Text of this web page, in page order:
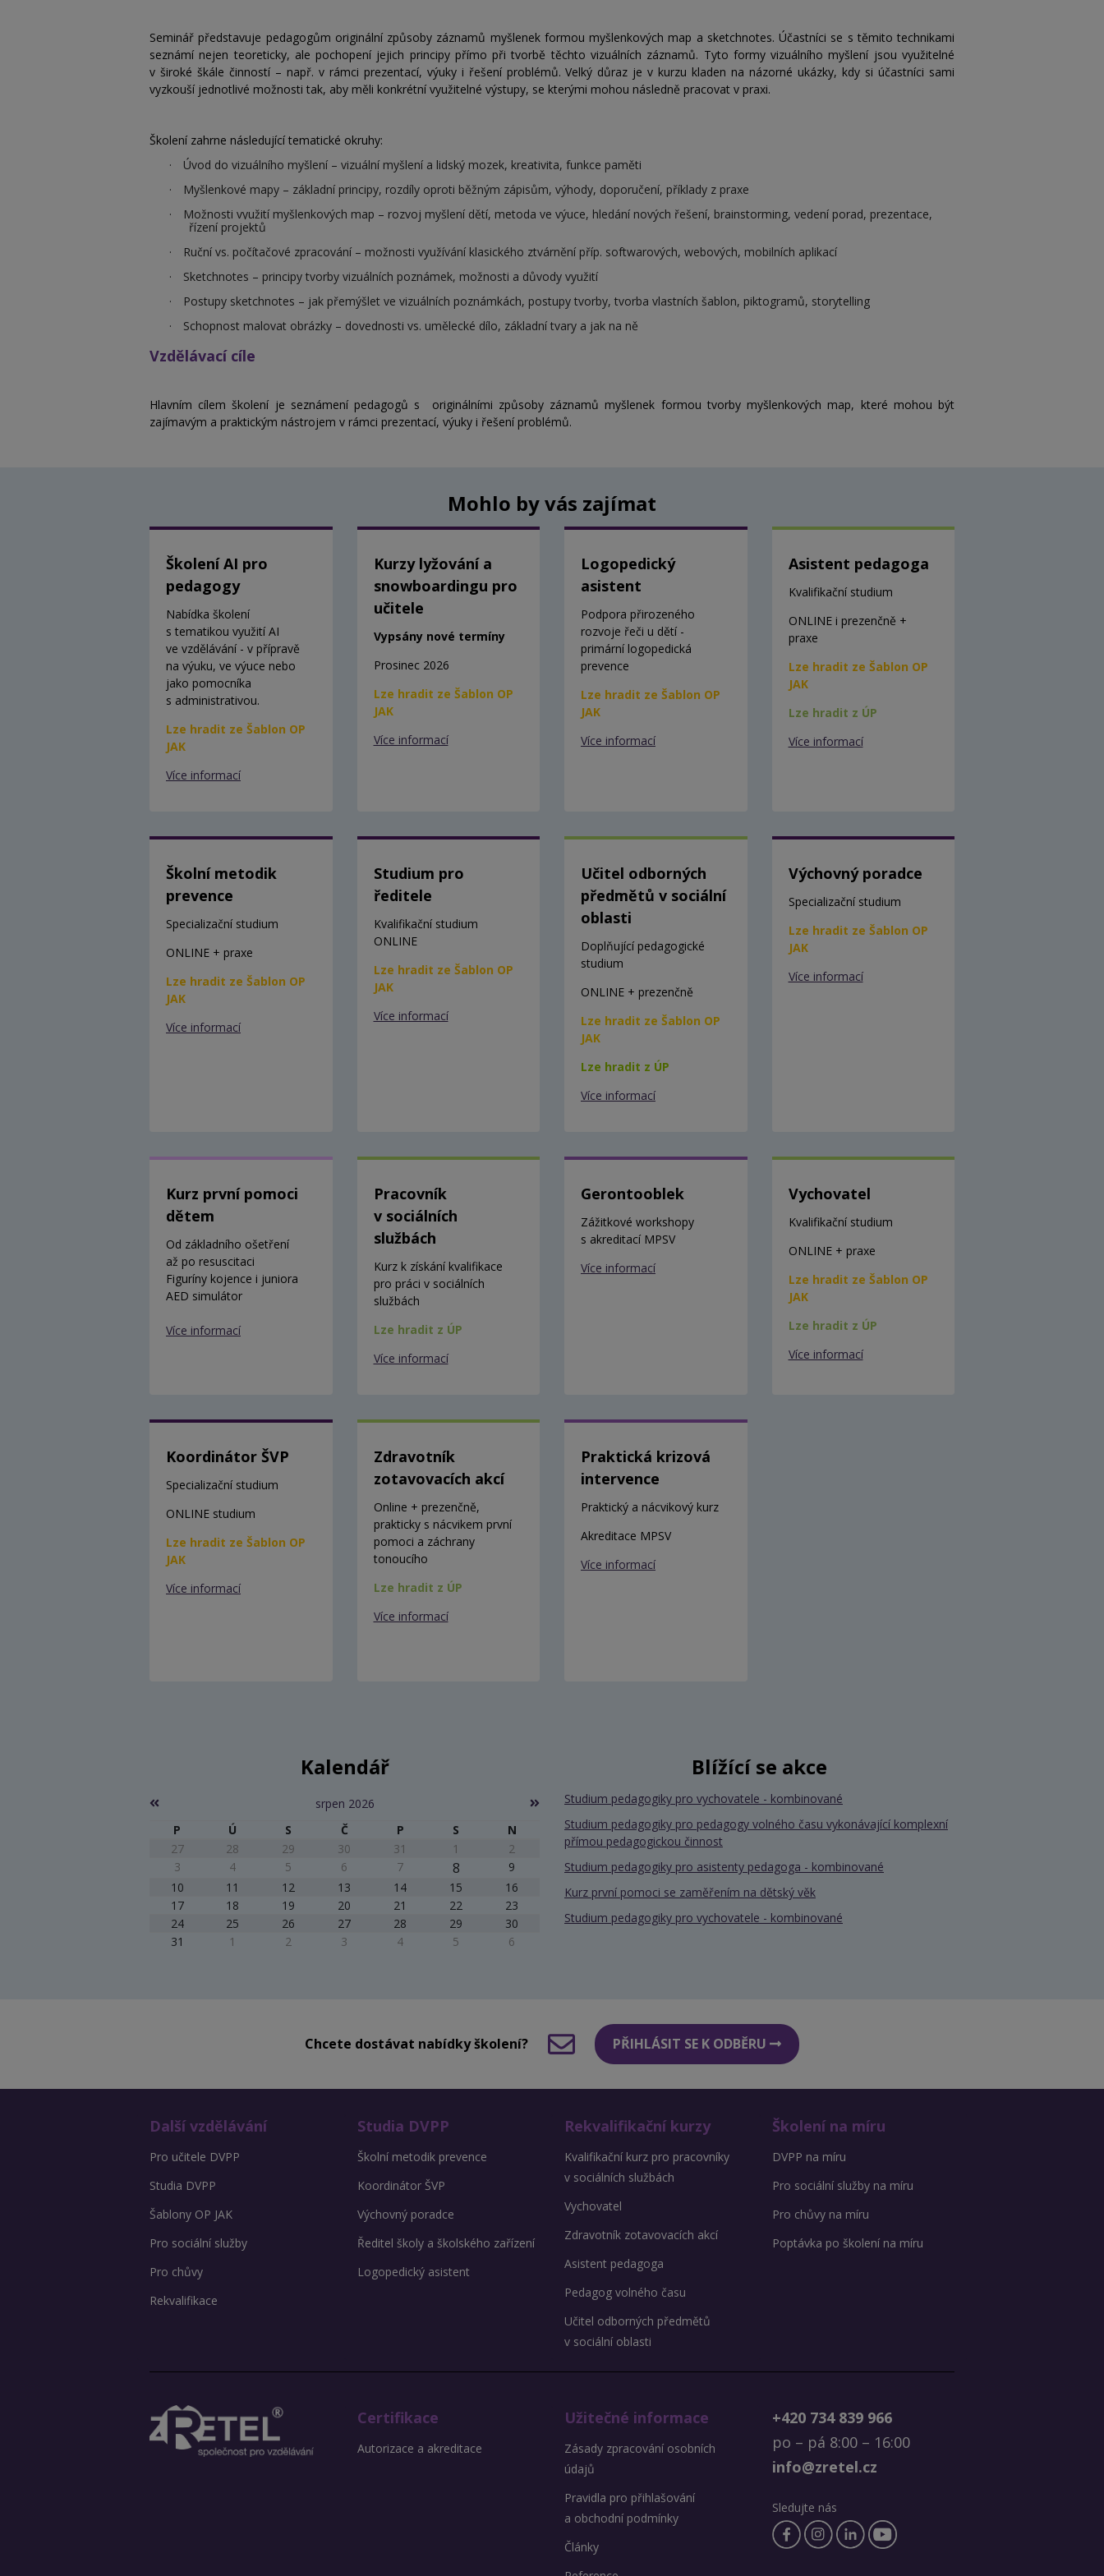
Seminář představuje pedagogům originální způsoby záznamů myšlenek formou myšlenkových map a sketchnotes. Účastníci se s těmito technikami
seznámí nejen teoreticky, ale pochopení jejich principy přímo při tvorbě těchto vizuálních záznamů. Tyto formy vizuálního myšlení jsou využitelné
v široké škále činností – např. v rámci prezentací, výuky i řešení problémů. Velký důraz je v kurzu kladen na názorné ukázky, kdy si účastníci sami
vyzkouší jednotlivé možnosti tak, aby měli konkrétní využitelné výstupy, se kterými mohou následně pracovat v praxi.
Školení zahrne následující tematické okruhy:
·
Úvod do vizuálního myšlení – vizuální myšlení a lidský mozek, kreativita, funkce paměti
·
Myšlenkové mapy – základní principy, rozdíly oproti běžným zápisům, výhody, doporučení, příklady z praxe
·
Možnosti využití myšlenkových map – rozvoj myšlení dětí, metoda ve výuce, hledání nových řešení, brainstorming, vedení porad, prezentace,
řízení projektů
·
Ruční vs. počítačové zpracování – možnosti využívání klasického ztvárnění příp. softwarových, webových, mobilních aplikací
·
Sketchnotes – principy tvorby vizuálních poznámek, možnosti a důvody využití
·
Postupy sketchnotes – jak přemýšlet ve vizuálních poznámkách, postupy tvorby, tvorba vlastních šablon, piktogramů, storytelling
·
Schopnost malovat obrázky – dovednosti vs. umělecké dílo, základní tvary a jak na ně
Vzdělávací cíle
Hlavním cílem školení je seznámení pedagogů s originálními způsoby záznamů myšlenek formou tvorby myšlenkových map, které mohou být
zajímavým a praktickým nástrojem v rámci prezentací, výuky i řešení problémů.
Mohlo by vás zajímat
Školení AI pro
pedagogy
Nabídka školení
s tematikou využití AI
ve vzdělávání - v přípravě
na výuku, ve výuce nebo
jako pomocníka
s administrativou.
Lze hradit ze Šablon OP
JAK
Více informací
Kurzy lyžování a
snowboardingu pro
učitele
Vypsány nové termíny
Prosinec 2026
Lze hradit ze Šablon OP
JAK
Více informací
Logopedický
asistent
Podpora přirozeného
rozvoje řeči u dětí -
primární logopedická
prevence
Lze hradit ze Šablon OP
JAK
Více informací
Asistent pedagoga
Kvalifikační studium
ONLINE i prezenčně +
praxe
Lze hradit ze Šablon OP
JAK
Lze hradit z ÚP
Více informací
Školní metodik
prevence
Specializační studium
ONLINE + praxe
Lze hradit ze Šablon OP
JAK
Více informací
Studium pro
ředitele
Kvalifikační studium
ONLINE
Lze hradit ze Šablon OP
JAK
Více informací
Učitel odborných
předmětů v sociální
oblasti
Doplňující pedagogické
studium
ONLINE + prezenčně
Lze hradit ze Šablon OP
JAK
Lze hradit z ÚP
Více informací
Výchovný poradce
Specializační studium
Lze hradit ze Šablon OP
JAK
Více informací
Kurz první pomoci
dětem
Od základního ošetření
až po resuscitaci
Figuríny kojence i juniora
AED simulátor
Více informací
Pracovník
v sociálních
službách
Kurz k získání kvalifikace
pro práci v sociálních
službách
Lze hradit z ÚP
Více informací
Gerontooblek
Zážitkové workshopy
s akreditací MPSV
Více informací
Vychovatel
Kvalifikační studium
ONLINE + praxe
Lze hradit ze Šablon OP
JAK
Lze hradit z ÚP
Více informací
Koordinátor ŠVP
Specializační studium
ONLINE studium
Lze hradit ze Šablon OP
JAK
Více informací
Zdravotník
zotavovacích akcí
Online + prezenčně,
prakticky s nácvikem první
pomoci a záchrany
tonoucího
Lze hradit z ÚP
Více informací
Praktická krizová
intervence
Praktický a nácvikový kurz
Akreditace MPSV
Více informací
Kalendář
srpen 2026
P
Ú S Č P S
N
27
28 29 30 31 1
2
3
4 5 6 7 8
9
10
11 12 13 14 15
16
17
18 19 20 21 22
23
24
25 26 27 28 29
30
31
1 2 3 4 5 6
Blížící se akce
Studium pedagogiky pro vychovatele - kombinované
Studium pedagogiky pro pedagogy volného času vykonávající komplexní
přímou pedagogickou činnost
Studium pedagogiky pro asistenty pedagoga - kombinované
Kurz první pomoci se zaměřením na dětský věk
Studium pedagogiky pro vychovatele - kombinované
Chcete dostávat nabídky školení? PŘIHLÁSIT SE K ODBĚRU
Další vzdělávání
Pro učitele DVPP
Studia DVPP
Šablony OP JAK
Pro sociální služby
Pro chůvy
Rekvalifikace
Studia DVPP
Školní metodik prevence
Koordinátor ŠVP
Výchovný poradce
Ředitel školy a školského zařízení
Logopedický asistent
Rekvalifikační kurzy
Kvalifikační kurz pro pracovníky
v sociálních službách
Vychovatel
Zdravotník zotavovacích akcí
Asistent pedagoga
Pedagog volného času
Učitel odborných předmětů
v sociální oblasti
Školení na míru
DVPP na míru
Pro sociální služby na míru
Pro chůvy na míru
Poptávka po školení na míru
Certifikace
Autorizace a akreditace
Užitečné informace
Zásady zpracování osobních
údajů
Pravidla pro přihlašování
a obchodní podmínky
Články
+420 734 839 966
po – pá 8:00 – 16:00
info@zretel.cz
Sledujte nás